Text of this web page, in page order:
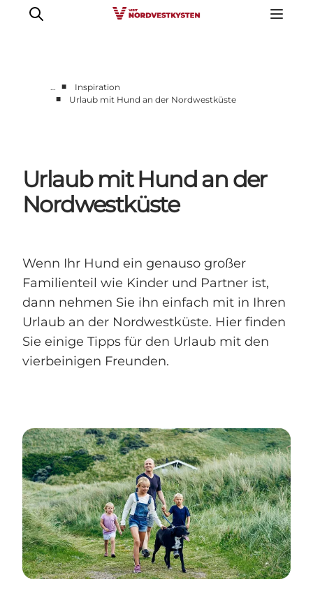
Unterkunft
Mach deine Urlaubsplanung
… ■
Inspiration
■
Urlaub mit Hund an der Nordwestküste
Urlaub mit Hund an der
Nordwestküste
Wenn Ihr Hund ein genauso großer
Familienteil wie Kinder und Partner ist,
dann nehmen Sie ihn einfach mit in Ihren
Urlaub an der Nordwestküste. Hier finden
Sie einige Tipps für den Urlaub mit den
vierbeinigen Freunden.